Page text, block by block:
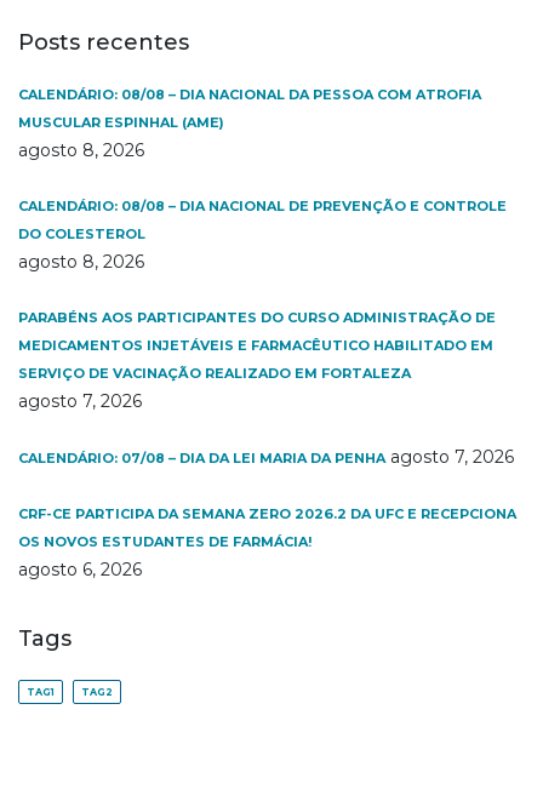
Posts recentes
CALENDÁRIO: 08/08 – DIA NACIONAL DA PESSOA COM ATROFIA
MUSCULAR ESPINHAL (AME)
agosto 8, 2026
CALENDÁRIO: 08/08 – DIA NACIONAL DE PREVENÇÃO E CONTROLE
DO COLESTEROL
agosto 8, 2026
PARABÉNS AOS PARTICIPANTES DO CURSO ADMINISTRAÇÃO DE
MEDICAMENTOS INJETÁVEIS E FARMACÊUTICO HABILITADO EM
SERVIÇO DE VACINAÇÃO REALIZADO EM FORTALEZA
agosto 7, 2026
CALENDÁRIO: 07/08 – DIA DA LEI MARIA DA PENHA agosto 7, 2026
CRF-CE PARTICIPA DA SEMANA ZERO 2026.2 DA UFC E RECEPCIONA
OS NOVOS ESTUDANTES DE FARMÁCIA!
agosto 6, 2026
Tags
TAG1 TAG2